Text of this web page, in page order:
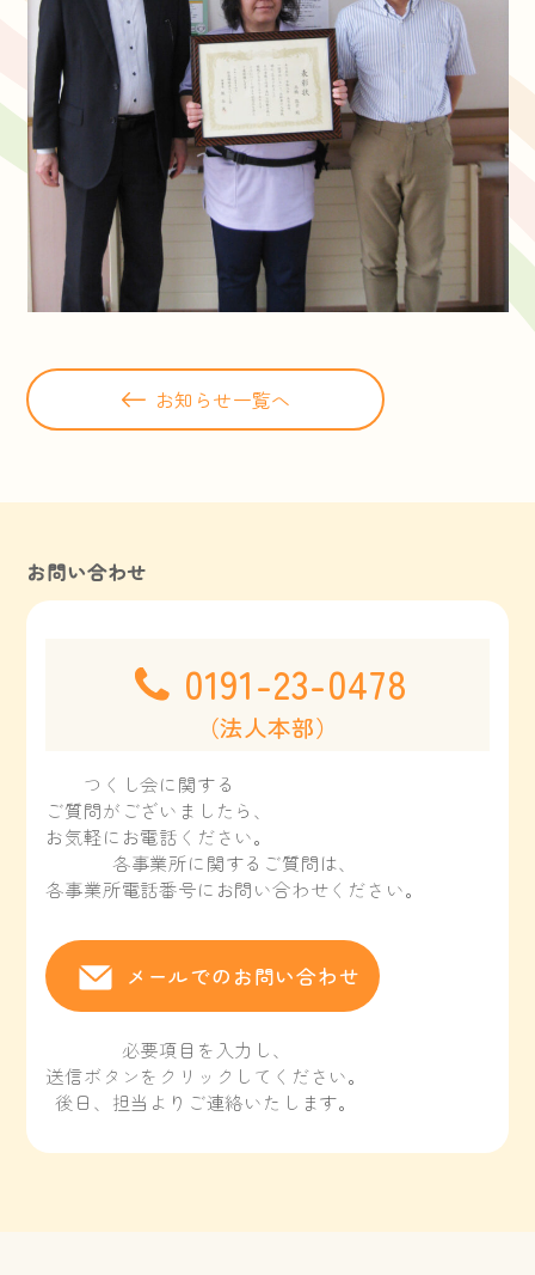
お知らせ一覧へ
お問い合わせ
0191-23-0478
（法人本部）
つくし会に関する
ご質問がございましたら、
お気軽にお電話ください。
各事業所に関するご質問は、
各事業所電話番号にお問い合わせください。
メールでのお問い合わせ
必要項目を入力し、
送信ボタンをクリックしてください。
後日、担当よりご連絡いたします。